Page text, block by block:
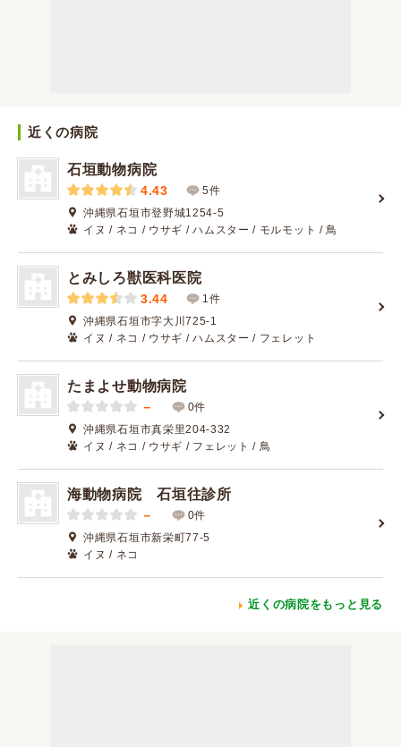
近くの病院
石垣動物病院
4.43
5件
沖縄県石垣市登野城1254-5
イヌ / ネコ / ウサギ / ハムスター / モルモット / 鳥
とみしろ獣医科医院
3.44
1件
沖縄県石垣市字大川725-1
イヌ / ネコ / ウサギ / ハムスター / フェレット
たまよせ動物病院
－
0件
沖縄県石垣市真栄里204-332
イヌ / ネコ / ウサギ / フェレット / 鳥
海動物病院 石垣往診所
－
0件
沖縄県石垣市新栄町77-5
イヌ / ネコ
近くの病院をもっと見る